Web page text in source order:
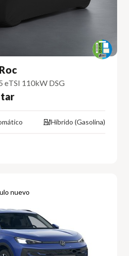
eTSI 110kW DSG
Híbrido (Gasolina)
nuevo